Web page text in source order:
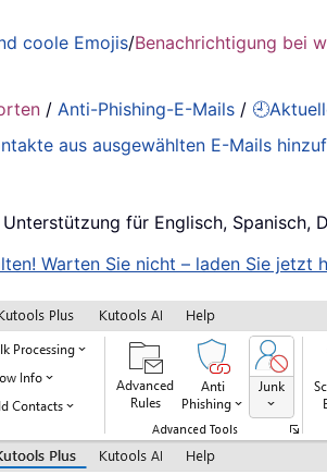
coole Emojis/Benachrichtigung bei
/ Anti-Phishing-E-Mails /
aus ausgewählten E-Mails
für Englisch, Spanisch,
Warten Sie nicht – laden Sie jetzt